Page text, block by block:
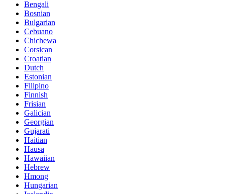
Bengali
Bosnian
Bulgarian
Cebuano
Chichewa
Corsican
Croatian
Dutch
Estonian
Filipino
Finnish
Frisian
Galician
Georgian
Gujarati
Haitian
Hausa
Hawaiian
Hebrew
Hmong
Hungarian